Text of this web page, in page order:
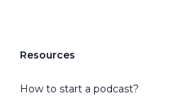
Resources
How to start a podcast?